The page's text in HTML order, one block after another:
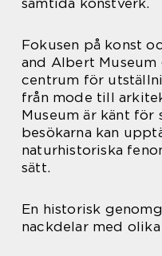
Fokusen på konst
and Albert
centrum för
från mode till
Museum är känt
besökarna kan
naturhistoriska
sätt.
En historisk
nackdelar med